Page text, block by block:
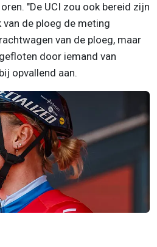
"De UCI zou ook bereid zijn
de ploeg de meting
van de ploeg, maar
door iemand van
opvallend aan.